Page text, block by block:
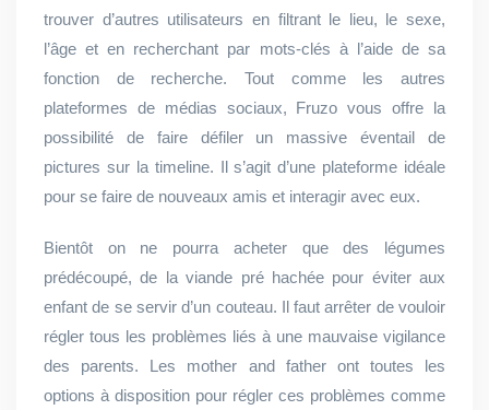
trouver d’autres utilisateurs en filtrant le lieu, le sexe,
l’âge et en recherchant par mots-clés à l’aide de sa
fonction de recherche. Tout comme les autres
plateformes de médias sociaux, Fruzo vous offre la
possibilité de faire défiler un massive éventail de
pictures sur la timeline. Il s’agit d’une plateforme idéale
pour se faire de nouveaux amis et interagir avec eux.
Bientôt on ne pourra acheter que des légumes
prédécoupé, de la viande pré hachée pour éviter aux
enfant de se servir d’un couteau. Il faut arrêter de vouloir
régler tous les problèmes liés à une mauvaise vigilance
des parents. Les mother and father ont toutes les
options à disposition pour régler ces problèmes comme